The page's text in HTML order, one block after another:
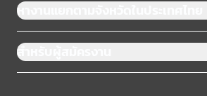
หางานแยกตามจังหวัดในประเทศไทย
สำหรับผู้สมัครงาน